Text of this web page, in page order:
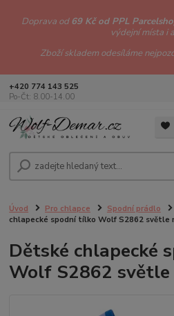
Doprava od69 Kč od PPL
výdejní místa i
Zboží skladem odesíláme
+420 774 143 525
Po-Čt: 8.00-14.00
Úvod Pro chlapce Spodní prádlo
chlapecké spodní tílko Wolf S2862 světle
Dětské chlapecké
Wolf S2862 světle